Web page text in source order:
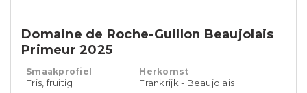
Domaine de Roche-Guillon Beaujolais
Primeur 2025
Smaakprofiel
Fris, fruitig
Herkomst
Frankrijk - Beaujolais